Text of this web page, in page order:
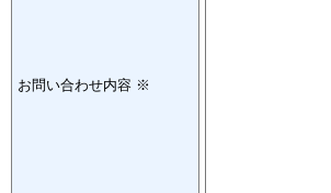
お問い合わせ内容 ※